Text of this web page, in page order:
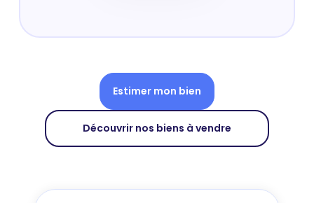
Estimer mon bien
Découvrir nos biens à vendre